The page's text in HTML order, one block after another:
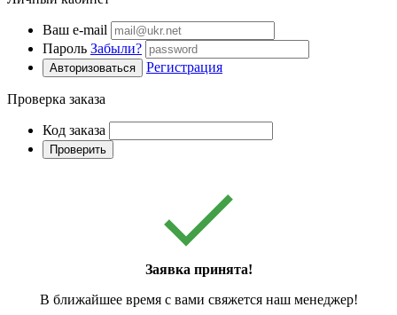
Ваш e-mail
Пароль Забыли?
Авторизоваться Регистрация
Проверка заказа
Код заказа
Проверить
Заявка принята!
В ближайшее время с вами свяжется наш менеджер!